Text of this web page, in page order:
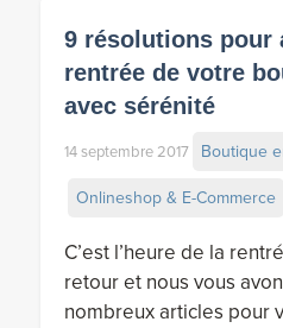
9 résolutions pour
rentrée de votre
avec sérénité
14 septembre 2017 Boutique
Onlineshop & E-Commerce
C’est l’heure de la
retour et nous vous
nombreux articles pour